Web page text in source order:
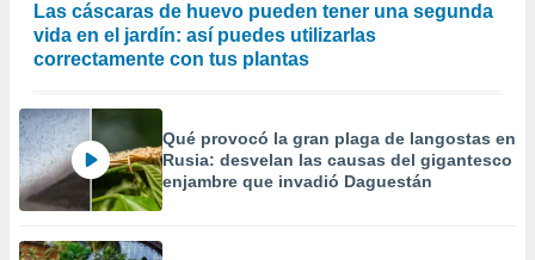
Las cáscaras de huevo pueden tener una segunda
vida en el jardín: así puedes utilizarlas
correctamente con tus plantas
Qué provocó la gran plaga de langostas en
Rusia: desvelan las causas del gigantesco
enjambre que invadió Daguestán